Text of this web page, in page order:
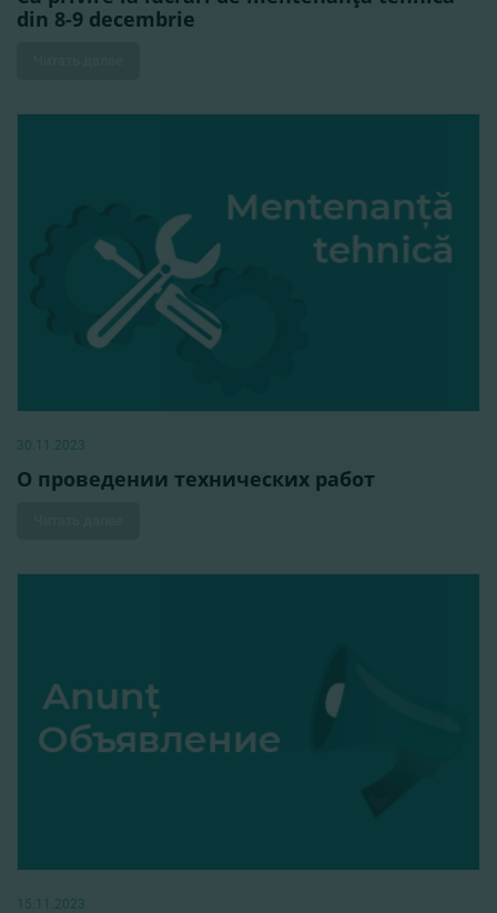
din 8-9 decembrie
30.11.2023
О проведении технических работ
15.11.2023